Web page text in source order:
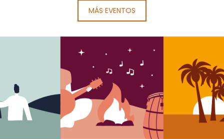
MÁS EVENTOS